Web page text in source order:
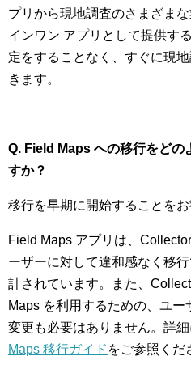
プリから現地調査のさまざま
インワン アプリとして提供す
定をすることなく、すぐに現
きます。
Q. Field Maps への移行をどの
すか？
移行を早期に開始することをお
Field Maps アプリは、
ーザーに対して違和感なく移
計されています。また、
Maps を利用するための、ユ
変更も必要はありません。詳細
Maps 移行ガイド をご参照くだ